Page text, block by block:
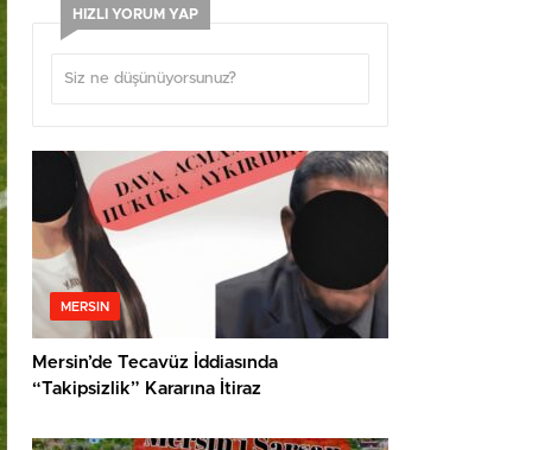
HIZLI YORUM YAP
MERSIN
Mersin’de Tecavüz İddiasında
“Takipsizlik” Kararına İtiraz